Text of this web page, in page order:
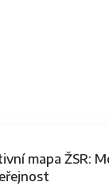
mapa ŽSR: